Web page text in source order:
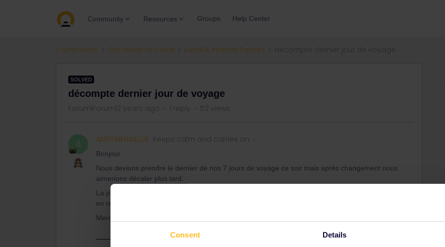
Consent Details
Community Resources Groups Help Center
Community Get ready to travel Eurail & Interrail Passes
SOLVED
décompte dernier jour de voyage
Forum|Forum|2 years ago 1 reply 52 views
A ANTOINEHAILLUS Keeps calm and carries on
Bonjour
Nous devions prendre le dernier de nos 7 jours de voyage ce soir mais après changement nous
aimerions décaler plus tard.
La journée étant entamée, il me semble pas possible d'annuler complètement cette journée pour
en reprofiter plus tard? Je me trompe?
Merci d'avance